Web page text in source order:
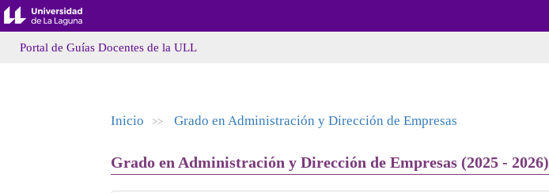
Portal de Guías Docentes de la ULL
Inicio >> Grado en Administración y Dirección de Empresas
Grado en Administración y Dirección de Empresas (2025 - 2026)